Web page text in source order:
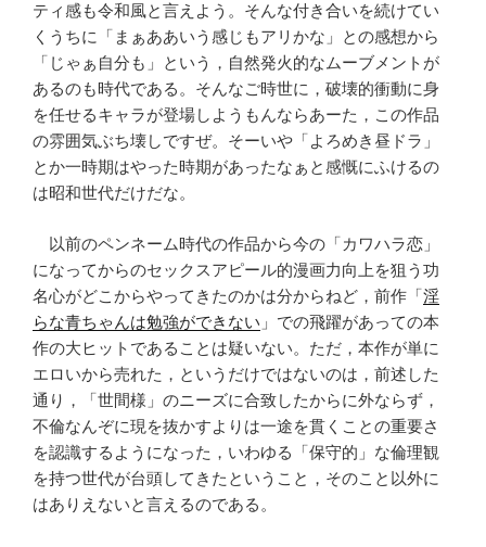
ティ感も令和風と言えよう。そんな付き合いを続けてい
くうちに「まぁああいう感じもアリかな」との感想から
「じゃぁ自分も」という，自然発火的なムーブメントが
あるのも時代である。そんなご時世に，破壊的衝動に身
を任せるキャラが登場しようもんならあーた，この作品
の雰囲気ぶち壊しですぜ。そーいや「よろめき昼ドラ」
とか一時期はやった時期があったなぁと感慨にふけるの
は昭和世代だけだな。
以前のペンネーム時代の作品から今の「カワハラ恋」
になってからのセックスアピール的漫画力向上を狙う功
名心がどこからやってきたのかは分からねど，前作「淫
らな青ちゃんは勉強ができない 」での飛躍があっての本
作の大ヒットであることは疑いない。ただ，本作が単に
エロいから売れた，というだけではないのは，前述した
通り，「世間様」のニーズに合致したからに外ならず，
不倫なんぞに現を抜かすよりは一途を貫くことの重要さ
を認識するようになった，いわゆる「保守的」な倫理観
を持つ世代が台頭してきたということ，そのこと以外に
はありえないと言えるのである。